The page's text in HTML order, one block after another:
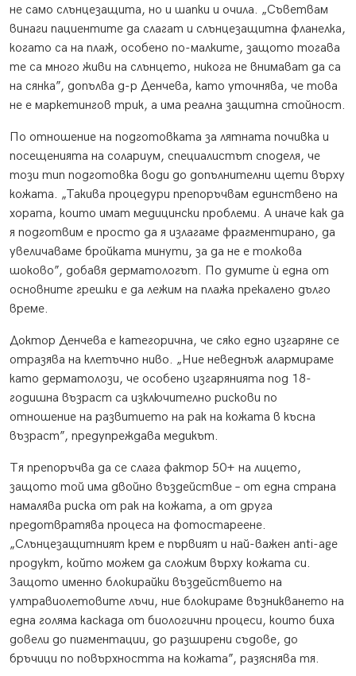
не само слънцезащита, но и шапки и очила. „Съветвам
винаги пациентите да слагат и слънцезащитна фланелка,
когато са на плаж, особено по-малките, защото тогава
те са много живи на слънцето, никога не внимават да са
на сянка”, допълва д-р Денчева, като уточнява, че това
не е маркетингов трик, а има реална защитна стойност.
По отношение на подготовката за лятната почивка и
посещенията на солариум, специалистът споделя, че
този тип подготовка води до допълнителни щети върху
кожата. „Такива процедури препоръчвам единствено на
хората, които имат медицински проблеми. А иначе как да
я подготвим е просто да я излагаме фрагментирано, да
увеличаваме бройката минути, за да не е толкова
шоково”, добавя дерматологът. По думите ѝ една от
основните грешки е да лежим на плажа прекалено дълго
време.
Доктор Денчева е категорична, че сяко едно изгаряне се
отразява на клетъчно ниво. „Ние неведнъж алармираме
като дерматолози, че особено изгарянията под 18-
годишна възраст са изключително рискови по
отношение на развитието на рак на кожата в късна
възраст”, предупреждава медикът.
Тя препоръчва да се слага фактор 50+ на лицето,
защото той има двойно въздействие – от една страна
намалява риска от рак на кожата, а от друга
предотвратява процеса на фотостареене.
„Слънцезащитният крем е първият и най-важен anti-age
продукт, който можем да сложим върху кожата си.
Защото именно блокирайки въздействието на
ултравиолетовите лъчи, ние блокираме възникването на
една голяма каскада от биологични процеси, които биха
довели до пигментации, до разширени съдове, до
бръчици по повърхността на кожата”, разяснява тя.